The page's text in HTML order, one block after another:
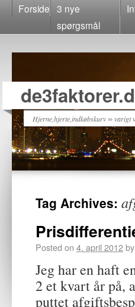
Forside 3 nye
spørgsmål
Hjerne,hjerte,indkøbskurv = varigt
Tag Archives:
Posted on 4. april 2012by
Jeg har en haft
2 et kvart år på,
puttet